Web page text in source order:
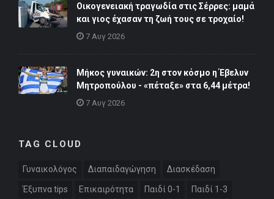
Οικογενειακή τραγωδία στις Σέρρες: μαμά
και γιος έχασαν τη ζωή τους σε τροχαίο!
7 Αυγ 2026
Μήκος γυναικών: 2η στον κόσμο η Έβελυν
Μητροπούλου - «πέταξε» στα 6,44 μέτρα!
7 Αυγ 2026
TAG CLOUD
Γυναικολόγος Διαπαιδαγώγηση Διασκέδαση
Έξυπνα tips Επικαιρότητα Παιδί 0-1 Παιδί 1-3